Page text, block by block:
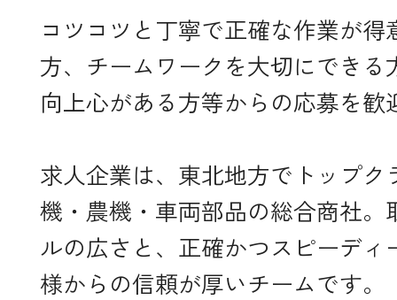
コツコツと丁寧で正確な作業が
方、チームワークを大切にでき
向上心がある方等からの応募を歓
求人企業は、東北地方でトップ
機・農機・車両部品の総合商社。
ルの広さと、正確かつスピーデ
様からの信頼が厚いチームです。